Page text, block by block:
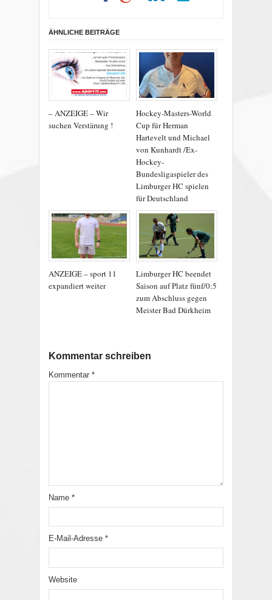
ÄHNLICHE BEITRÄGE
– ANZEIGE – Wir
suchen Verstärung !
Hockey-Masters-World
Cup für Herman
Hartevelt und Michael
von Kunhardt /Ex-
Hockey-
Bundesligaspieler des
Limburger HC spielen
für Deutschland
ANZEIGE – sport 11
expandiert weiter
Limburger HC beendet
Saison auf Platz fünf/0:5
zum Abschluss gegen
Meister Bad Dürkheim
Kommentar schreiben
Kommentar *
Name *
E-Mail-Adresse *
Website